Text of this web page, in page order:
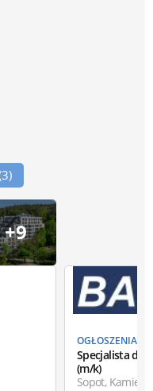
+9
OGŁOSZENIA:
Specjalista
(m/k)
Sopot,